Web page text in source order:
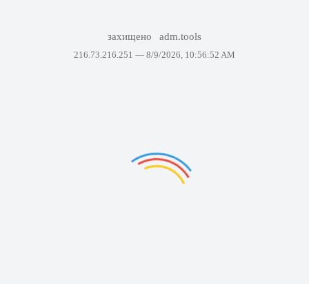
захищено adm.tools
216.73.216.251 — 8/9/2026, 10:56:52 AM